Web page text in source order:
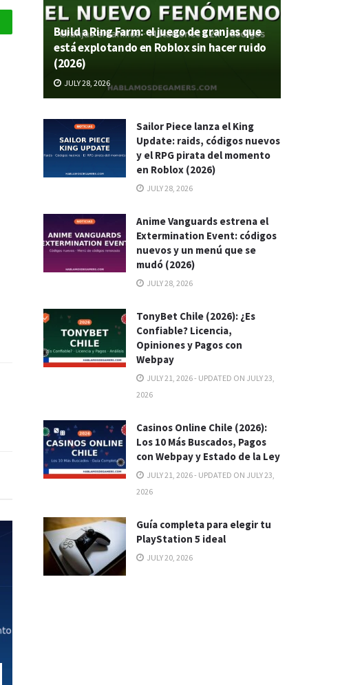
Build a Ring Farm: el juego de granjas que
está explotando en Roblox sin hacer ruido
(2026)
JULY 28, 2026
Sailor Piece lanza el King
Update: raids, códigos nuevos
y el RPG pirata del momento
en Roblox (2026)
JULY 28, 2026
Anime Vanguards estrena el
Extermination Event: códigos
nuevos y un menú que se
mudó (2026)
JULY 28, 2026
TonyBet Chile (2026): ¿Es
Confiable? Licencia,
Opiniones y Pagos con
Webpay
JULY 21, 2026 - UPDATED ON JULY 23,
2026
Casinos Online Chile (2026):
Los 10 Más Buscados, Pagos
con Webpay y Estado de la Ley
JULY 21, 2026 - UPDATED ON JULY 23,
2026
Guía completa para elegir tu
PlayStation 5 ideal
JULY 20, 2026